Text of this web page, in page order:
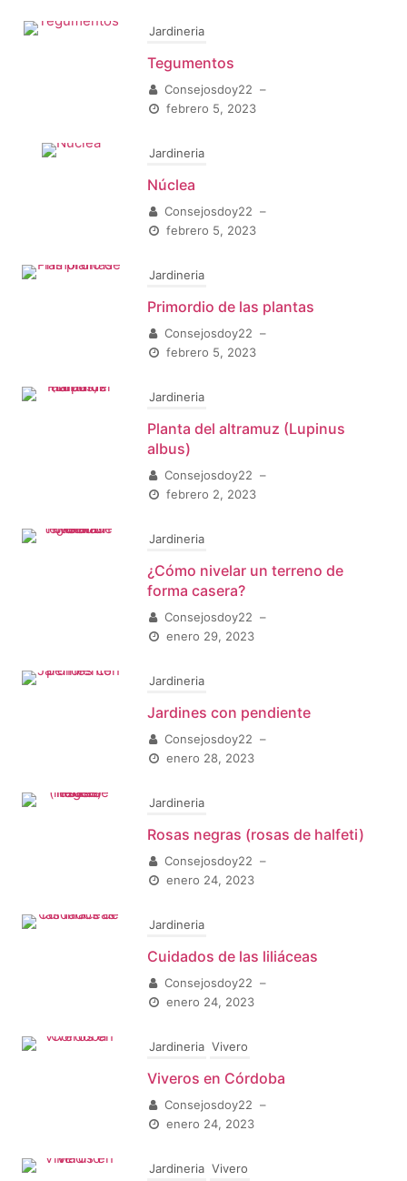
Jardineria
Tegumentos
Consejosdoy22 –
febrero 5, 2023
Jardineria
Núclea
Consejosdoy22 –
febrero 5, 2023
Jardineria
Primordio de las plantas
Consejosdoy22 –
febrero 5, 2023
Jardineria
Planta del altramuz (Lupinus
albus)
Consejosdoy22 –
febrero 2, 2023
Jardineria
¿Cómo nivelar un terreno de
forma casera?
Consejosdoy22 –
enero 29, 2023
Jardineria
Jardines con pendiente
Consejosdoy22 –
enero 28, 2023
Jardineria
Rosas negras (rosas de halfeti)
Consejosdoy22 –
enero 24, 2023
Jardineria
Cuidados de las liliáceas
Consejosdoy22 –
enero 24, 2023
Jardineria Vivero
Viveros en Córdoba
Consejosdoy22 –
enero 24, 2023
Jardineria Vivero